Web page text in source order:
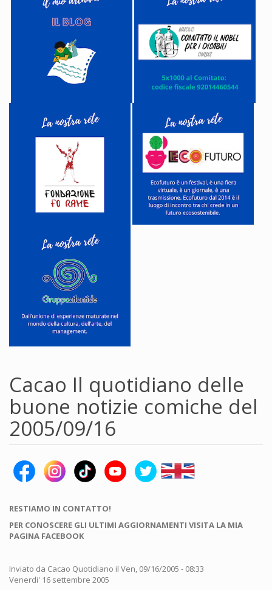
Cacao Il quotidiano delle
buone notizie comiche del
2005/09/16
RESTIAMO IN CONTATTO!
PER CONOSCERE GLI ULTIMI AGGIORNAMENTI VISITA LA MIA
PAGINA FACEBOOK
Inviato da Cacao Quotidiano il Ven, 09/16/2005 - 08:33
Venerdi' 16 settembre 2005